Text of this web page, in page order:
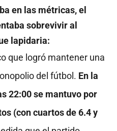
en las métricas, el
sobrevivir al
lapidaria:
que logró mantener una
del fútbol. En la
22:00 se mantuvo por
(con cuartos de 6.4 y